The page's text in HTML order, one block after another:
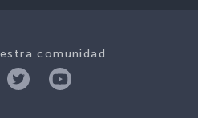
comunidad